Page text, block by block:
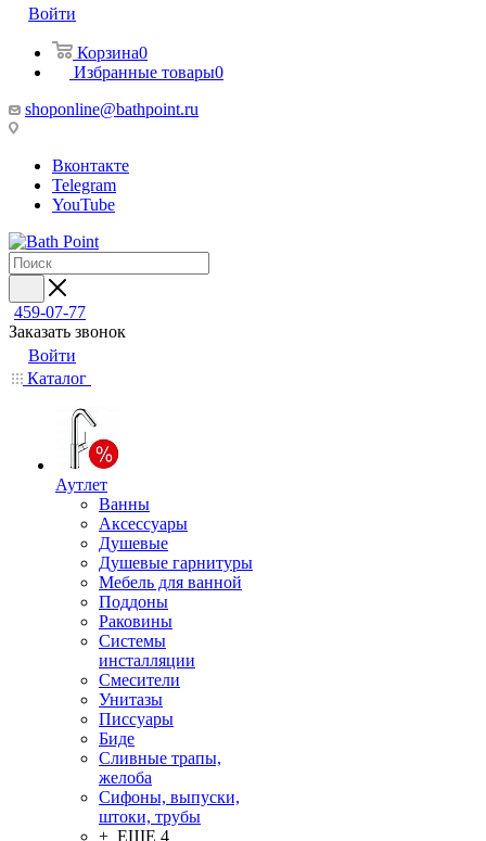
Войти
Корзина0
Избранные товары0
shoponline@bathpoint.ru
Вконтакте
Telegram
YouTube
459-07-77
Заказать звонок
Войти
Каталог
Аутлет
Ванны
Аксессуары
Душевые
Душевые гарнитуры
Мебель для ванной
Поддоны
Раковины
Системы
инсталляции
Смесители
Унитазы
Писсуары
Биде
Сливные трапы,
желоба
Сифоны, выпуски,
штоки, трубы
+ ЕЩЕ 4